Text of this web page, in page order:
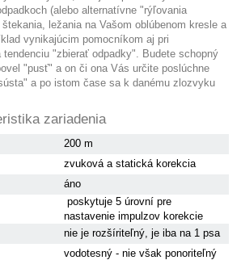
(alebo alternatívne "rýľovania
ležania na Vašom oblúbenom kresle a
vynikajúcim pomocníkom aj pri
tendenciu "zbierať odpadky". Budete schopný
"pusť" a on či ona Vás určite poslúchne
a po istom čase sa k danému zlozvyku
zariadenia
200 m
zvuková a statická korekcia
áno
poskytuje 5 úrovní pre
nastavenie impulzov korekcie
nie je rozšíriteľný, je iba na 1 psa
vodotesný - nie však ponoriteľný